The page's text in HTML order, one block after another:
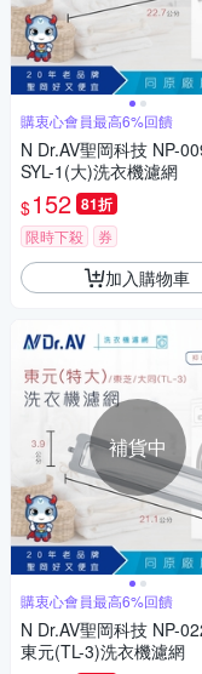
購衷心會員最高6%回饋
N Dr.AV聖岡科技 NP-009 三
SYL-1(大)洗衣機濾網
$152 81折
限時下殺 券
加入購物車
補貨中
購衷心會員最高6%回饋
N Dr.AV聖岡科技 NP-022 東芝/
東元(TL-3)洗衣機濾網